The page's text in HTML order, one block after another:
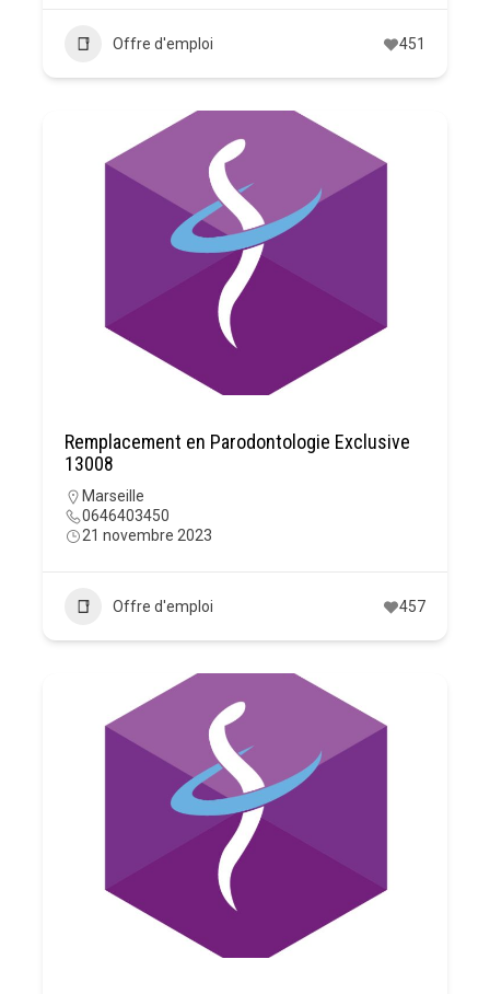
Offre d'emploi 451
Remplacement en Parodontologie Exclusive
13008
Marseille
0646403450
21 novembre 2023
Offre d'emploi 457